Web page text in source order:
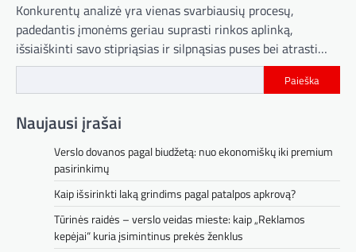
Konkurentų analizė yra vienas svarbiausių procesų,
padedantis įmonėms geriau suprasti rinkos aplinką,
išsiaiškinti savo stipriąsias ir silpnąsias puses bei atrasti…
Paieška
Naujausi įrašai
Verslo dovanos pagal biudžetą: nuo ekonomiškų iki premium
pasirinkimų
Kaip išsirinkti laką grindims pagal patalpos apkrovą?
Tūrinės raidės – verslo veidas mieste: kaip „Reklamos
kepėjai“ kuria įsimintinus prekės ženklus